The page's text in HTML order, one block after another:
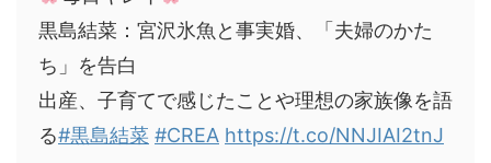
黒島結菜：宮沢氷魚と事実婚、「夫婦のかた
ち」を告白
出産、子育てで感じたことや理想の家族像を語
る#黒島結菜 #CREA https://t.co/NNJIAI2tnJ